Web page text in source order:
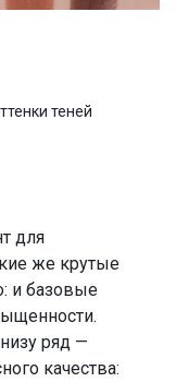
теней
для
же крутые
и базовые
ряд —
качества: